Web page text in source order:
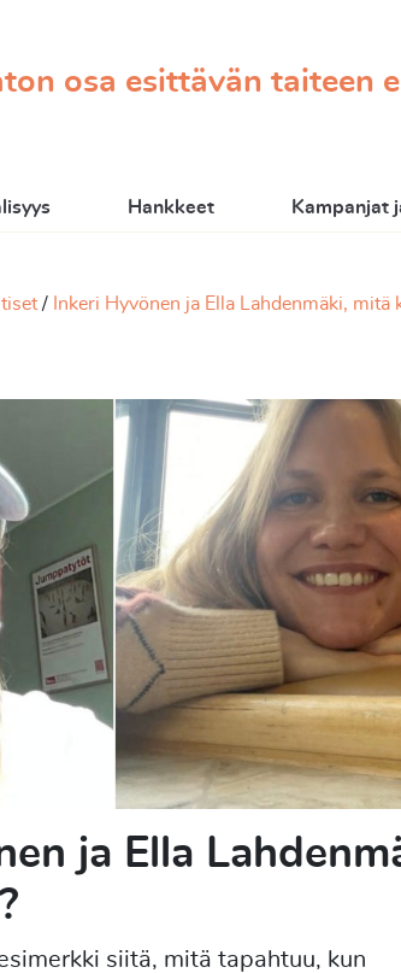
osa esittävän taiteen
Hankkeet Kampanjat
Inkeri Hyvönen ja Ella Lahdenmäki, mitä
ja Ella
siitä, mitä tapahtuu, kun